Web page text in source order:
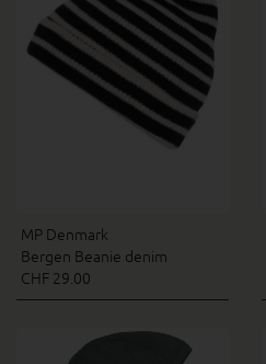
MP Denmark
Bergen Beanie denim
CHF 29.00